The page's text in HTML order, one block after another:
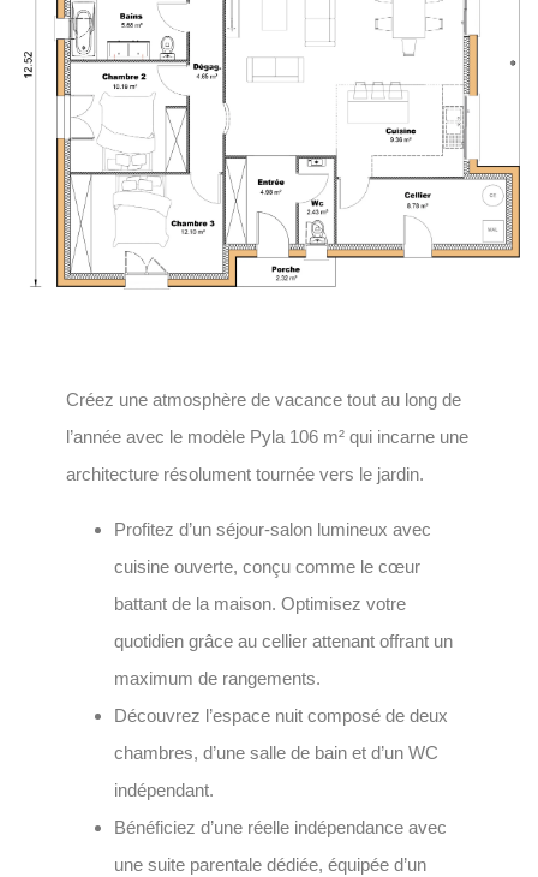
Créez une atmosphère de vacance tout au long de
l’année avec le modèle Pyla 106 m² qui incarne une
architecture résolument tournée vers le jardin.
Profitez d’un séjour-salon lumineux avec
cuisine ouverte, conçu comme le cœur
battant de la maison. Optimisez votre
quotidien grâce au cellier attenant offrant un
maximum de rangements.
Découvrez l’espace nuit composé de deux
chambres, d’une salle de bain et d’un WC
indépendant.
Bénéficiez d’une réelle indépendance avec
une suite parentale dédiée, équipée d’un